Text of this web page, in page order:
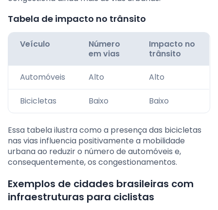
Tabela de impacto no trânsito
Veículo
Número
em vias
Impacto no
trânsito
Automóveis Alto Alto
Bicicletas Baixo Baixo
Essa tabela ilustra como a presença das bicicletas
nas vias influencia positivamente a mobilidade
urbana ao reduzir o número de automóveis e,
consequentemente, os congestionamentos.
Exemplos de cidades brasileiras com
infraestruturas para ciclistas